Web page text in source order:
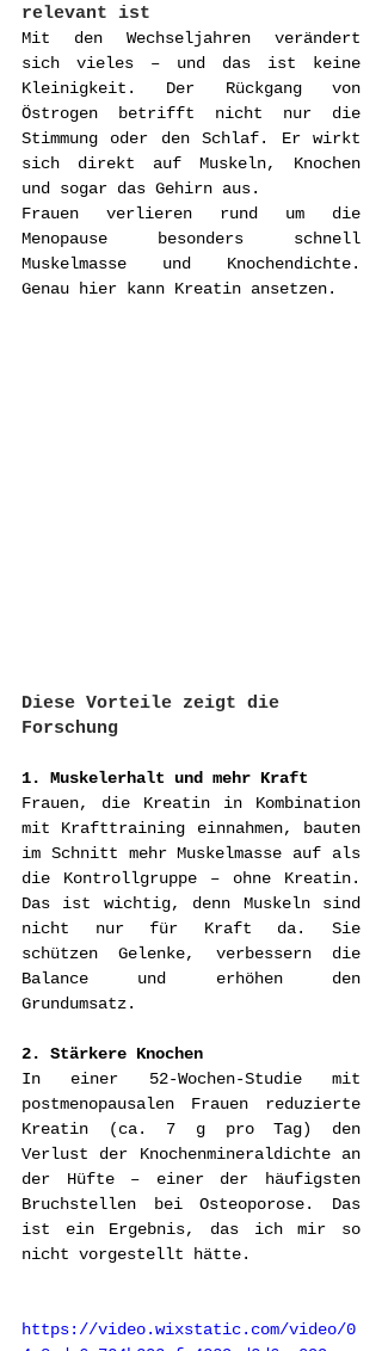
relevant ist
Mit den Wechseljahren verändert
sich vieles – und das ist keine
Kleinigkeit. Der Rückgang von
Östrogen betrifft nicht nur die
Stimmung oder den Schlaf. Er wirkt
sich direkt auf Muskeln, Knochen
und sogar das Gehirn aus.
Frauen verlieren rund um die
Menopause besonders schnell
Muskelmasse und Knochendichte.
Genau hier kann Kreatin ansetzen.
Diese Vorteile zeigt die
Forschung
1. Muskelerhalt und mehr Kraft
Frauen, die Kreatin in Kombination
mit Krafttraining einnahmen, bauten
im Schnitt mehr Muskelmasse auf als
die Kontrollgruppe – ohne Kreatin.
Das ist wichtig, denn Muskeln sind
nicht nur für Kraft da. Sie
schützen Gelenke, verbessern die
Balance und erhöhen den
Grundumsatz.
2. Stärkere Knochen
In einer 52-Wochen-Studie mit
postmenopausalen Frauen reduzierte
Kreatin (ca. 7 g pro Tag) den
Verlust der Knochenmineraldichte an
der Hüfte – einer der häufigsten
Bruchstellen bei Osteoporose. Das
ist ein Ergebnis, das ich mir so
nicht vorgestellt hätte.
https://video.wixstatic.com/video/0